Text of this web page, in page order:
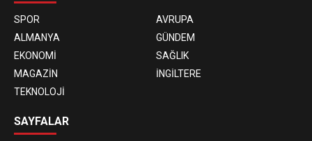
SPOR
AVRUPA
ALMANYA
GÜNDEM
EKONOMİ
SAĞLIK
MAGAZİN
İNGİLTERE
TEKNOLOJİ
SAYFALAR